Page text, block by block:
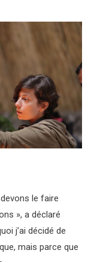
le faire
», a déclaré
j’ai décidé de
mais parce que